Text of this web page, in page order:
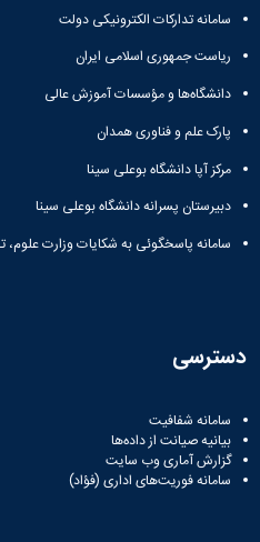
سامانه تدارکات الکترونیکی دولت
ریاست جمهوری اسلامی ایران
دانشگاه‌ها و مؤسسات آموزش عالی
پارک علم و فناوری همدان
مرکز آپا دانشگاه بوعلی سینا
دبیرستان پسرانه دانشگاه بوعلی سینا
سامانه پاسخگوئی به شکایات وزارت علوم،
دسترسی
سامانه شفافیت
بیانیه صیانت از داده‌ها
گزارش آماری وب‌ سایت
سامانه فوریت‌های اداری (فؤاد)